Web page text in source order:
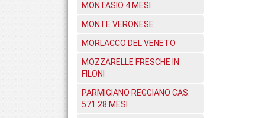
MONTASIO 4 MESI
MONTE VERONESE
MORLACCO DEL VENETO
MOZZARELLE FRESCHE IN
FILONI
PARMIGIANO REGGIANO CAS.
571 28 MESI